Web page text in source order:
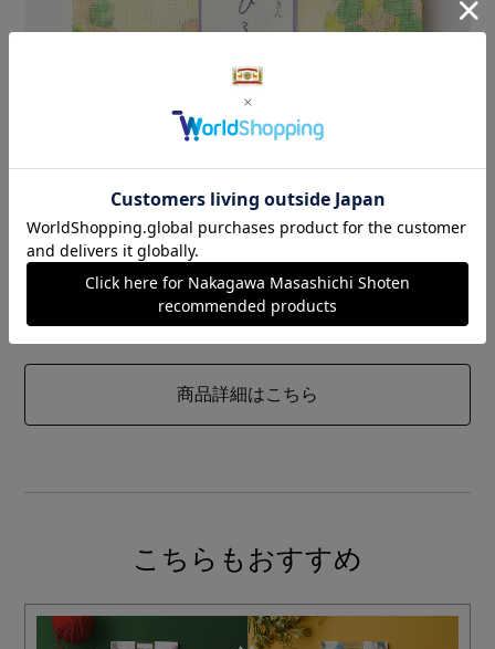
こもれびふきん
ゆらゆら揺れる葉っぱと一緒に、ゆらゆら揺れる太陽の光。隙
間から洩れるまぶしい木洩れ日と、光を通して色鮮やかに輝く
商品詳細はこちら
こちらもおすすめ